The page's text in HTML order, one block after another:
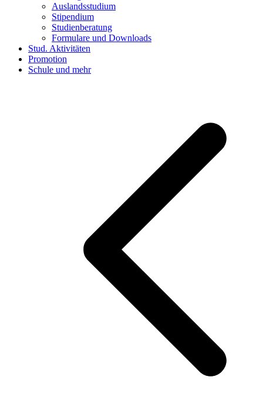
Auslandsstudium
Stipendium
Studienberatung
Formulare und Downloads
Stud. Aktivitäten
Promotion
Schule und mehr